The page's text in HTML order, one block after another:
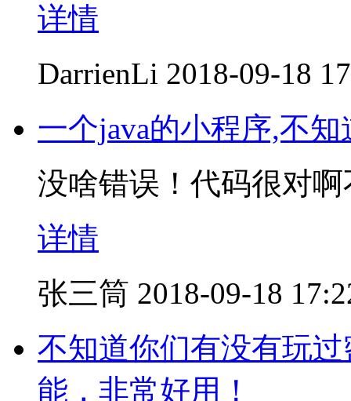
详情
DarrienLi 2018-09-18
一个java的小程序,不
没啥错误！代码很对
详情
张三筒 2018-09-18
不知道你们有没有玩
能，非常好用！